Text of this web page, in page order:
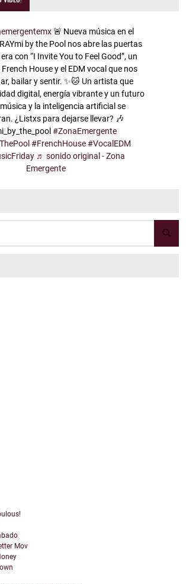
🚨 Nueva música en el
by the Pool nos abre las puertas
con “I Invite You to Feel Good”, un
House y el EDM vocal que nos
bailar y sentir. ✨🐱 Un artista que
digital, energía vibrante y un futuro
y la inteligencia artificial se
¿Listxs para dejarse llevar? 🎶
#ZonaEmergente
#FrenchHouse #VocalEDM
♬ sonido original - Zona
Emergente
Mov